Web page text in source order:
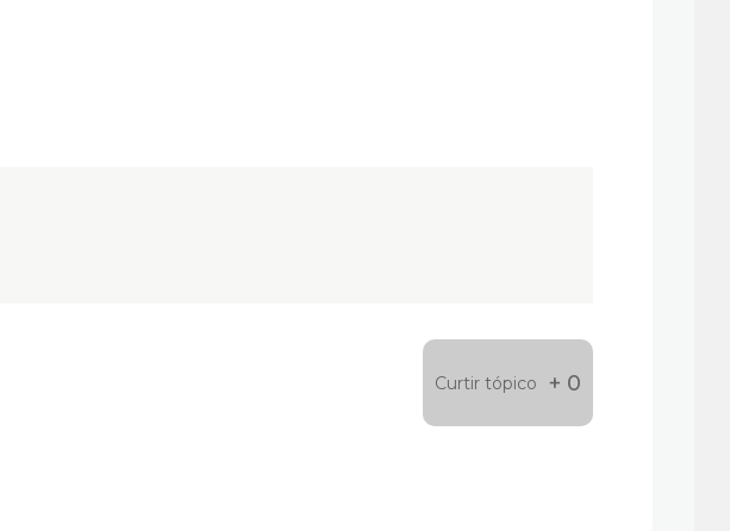
Curtir tópico + 0